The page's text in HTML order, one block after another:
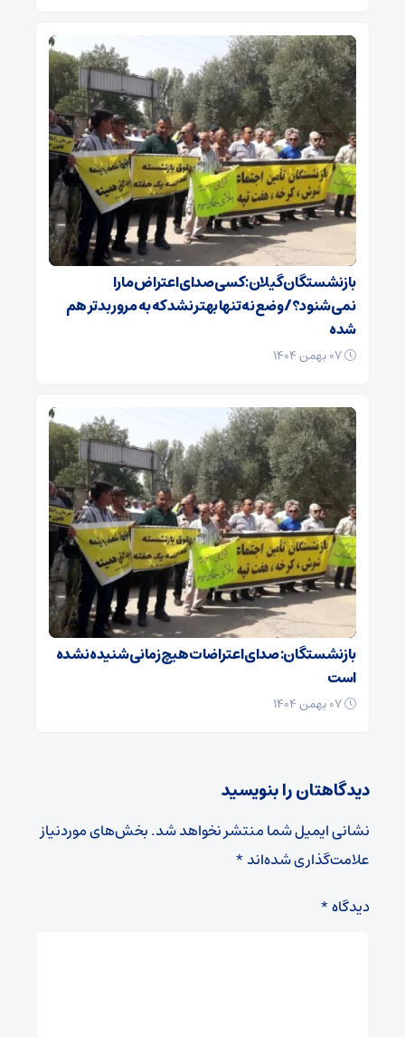
بازنشستگان گیلان: کسی صدای اعتراض ما را
نمی‌شنود؟/ وضع نه تنها بهتر نشد که به مرور بدتر هم
شده
بازنشستگان: صدای اعتراضات هیچ زمانی شنیده نشده
است
دیدگاهتان را بنویسید
نشانی ایمیل شما منتشر نخواهد شد.بخش‌های موردنیاز
علامت‌گذاری شده‌اند*
دیدگاه*